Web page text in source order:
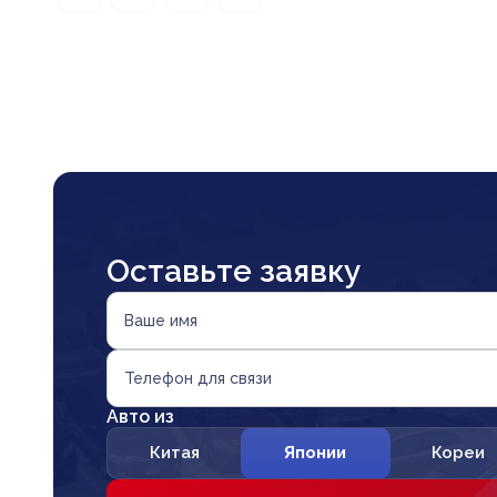
Оставьте заявку
Ваше имя
Телефон для связи
Авто из
Китая Японии Кореи